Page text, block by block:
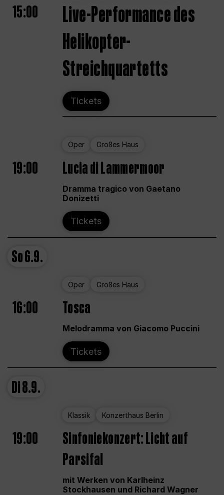
15:00
Live-Performance des
Helikopter-
Streichquartetts
Tickets
Oper Großes Haus
19:00 Lucia di Lammermoor
Dramma tragico von Gaetano
Donizetti
Tickets
So6.9.
Oper Großes Haus
16:00 Tosca
Melodramma von Giacomo Puccini
Tickets
Di8.9.
Klassik Konzerthaus Berlin
19:00
Sinfoniekonzert: Licht auf
Parsifal
mit Werken von Karlheinz
Stockhausen und Richard Wagner